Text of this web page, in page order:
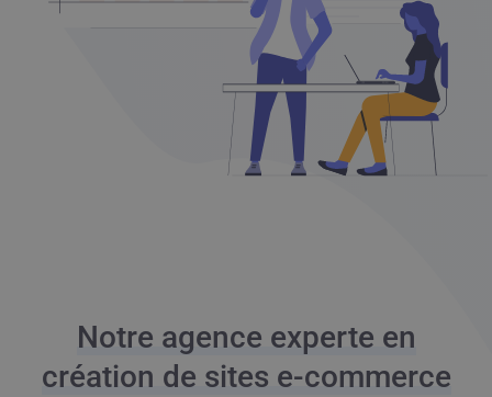
Notre agence experte en
création de sites e-commerce